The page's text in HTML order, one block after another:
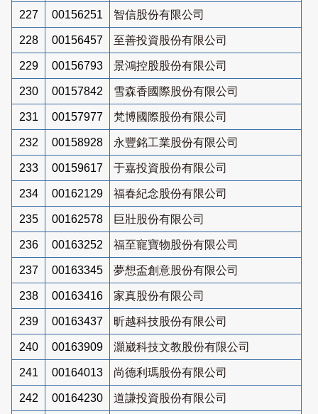
227 00156251 智信股份有限公司
228 00156457 至善投資股份有限公司
229 00156793 景鴻控股股份有限公司
230 00157842 雪森香國際股份有限公司
231 00157977 梵博國際股份有限公司
232 00158928 永豐銘工業股份有限公司
233 00159617 于嘉投資股份有限公司
234 00162129 福春紀念股份有限公司
235 00162578 巨壯股份有限公司
236 00163252 福至寵寶物股份有限公司
237 00163345 夢想盃創意股份有限公司
238 00163416 家真股份有限公司
239 00163437 昕越科技股份有限公司
240 00163909 灝崴科技文教股份有限公司
241 00164013 尚德利瑪股份有限公司
242 00164230 道謙投資股份有限公司